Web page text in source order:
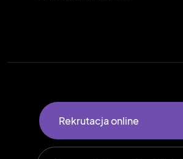
Rekrutacja online